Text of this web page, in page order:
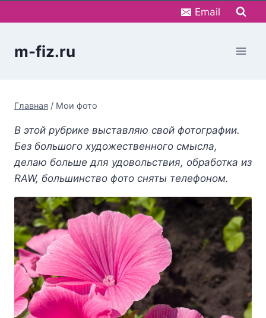
к
Email
m-fiz.ru
Главная / Мои фото
В этой рубрике выставляю свой фотографии.
Без большого художественного смысла,
делаю больше для удовольствия, обработка из
RAW, большинство фото сняты телефоном.